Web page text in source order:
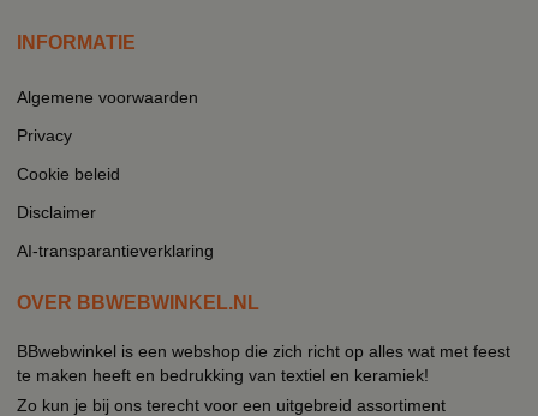
INFORMATIE
Algemene voorwaarden
Privacy
Cookie beleid
Disclaimer
AI-transparantieverklaring
OVER BBWEBWINKEL.NL
BBwebwinkel is een webshop die zich richt op alles wat met feest
te maken heeft en bedrukking van textiel en keramiek!
Zo kun je bij ons terecht voor een uitgebreid assortiment